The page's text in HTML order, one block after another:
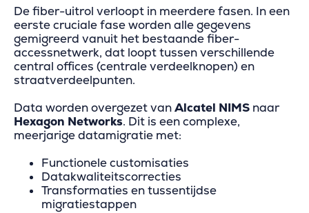
De fiber-uitrol verloopt in meerdere fasen. In een
eerste cruciale fase worden alle gegevens
gemigreerd vanuit het bestaande fiber-
accessnetwerk, dat loopt tussen verschillende
central offices (centrale verdeelknopen) en
straatverdeelpunten.
Data worden overgezet vanAlcatel NIMS naar
Hexagon Networks. Dit is een complexe,
meerjarige datamigratie met:
Functionele customisaties
Datakwaliteitscorrecties
Transformaties en tussentijdse
migratiestappen